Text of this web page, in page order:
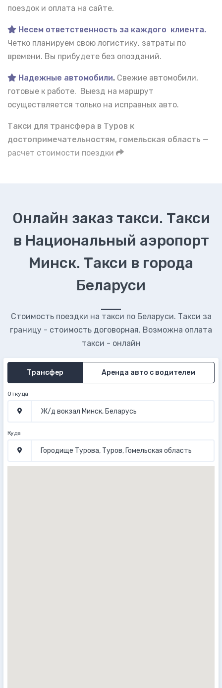
поездок и оплата на сайте.
Несем ответственность за каждого клиента.
Четко планируем свою логистику, затраты по
времени. Вы прибудете без опозданий.
Надежные автомобили. Свежие автомобили,
готовые к работе. Выезд на маршрут
осуществляется только на исправных авто.
Такси для трансфера в Туров к
достопримечательностям, гомельская область —
расчет стоимости поездки
Онлайн заказ такси. Такси
в Национальный аэропорт
Минск. Такси в города
Беларуси
Стоимость поездки на такси по Беларуси. Такси за
границу - стоимость договорная. Возможна оплата
такси - онлайн
Трансфер Аренда авто с водителем
Откуда
Куда